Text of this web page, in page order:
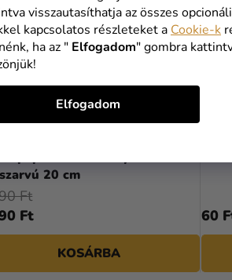
visszautasíthatja az összes
kapcsolatos részleteket a Cookie-k
ha az " Elfogadom" gombra
Elfogadom
20 cm
Ft
Ft
KOSÁRBA
60